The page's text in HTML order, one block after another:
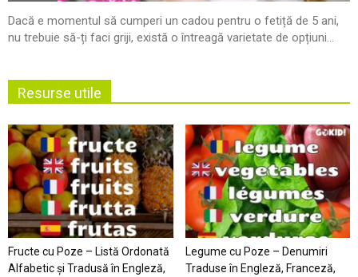
Dacă e momentul să cumperi un cadou pentru o fetiță de 5 ani,
nu trebuie să-ți faci griji, există o întreagă varietate de opțiuni...
Resurse utile
Fructe cu Poze – Listă Ordonată
Alfabetic şi Tradusă în Engleză,
Legume cu Poze – Denumiri
Traduse în Engleză, Franceză,